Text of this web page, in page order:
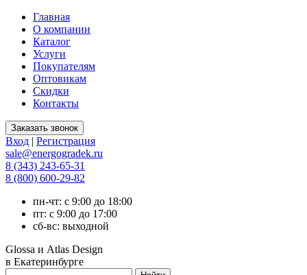
Главная
О компании
Каталог
Услуги
Покупателям
Оптовикам
Скидки
Контакты
Вход | Регистрация
sale@energogradek.ru
8 (343) 243-65-31
8 (800) 600-29-82
пн-чт: с 9:00 до 18:00
пт: с 9:00 до 17:00
сб-вс: выходной
Glossa и Atlas Design
в Екатеринбурге